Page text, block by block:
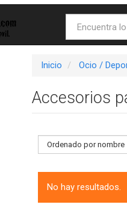
Inicio Ocio /
Accesorios
No hay resultados.